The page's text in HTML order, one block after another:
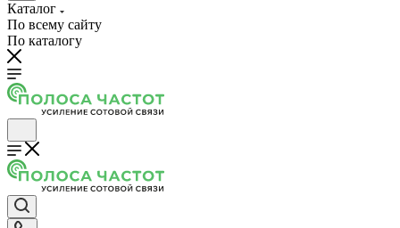
Каталог
По всему сайту
По каталогу